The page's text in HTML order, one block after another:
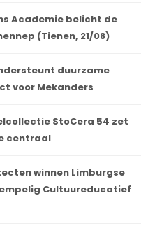
Academie belicht de
(Tienen, 21/08)
duurzame
voor Mekanders
StoCera 54 zet
centraal
winnen Limburgse
Cultuureducatief